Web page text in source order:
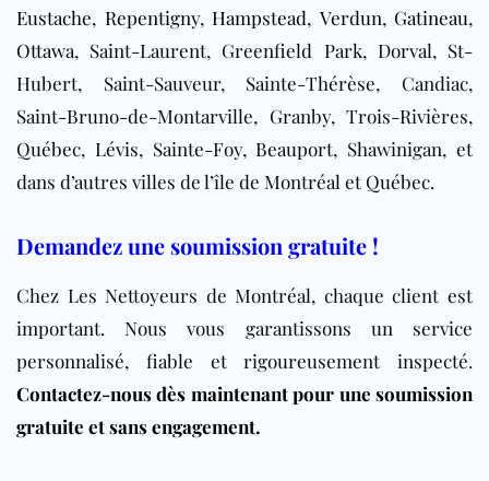
Eustache, Repentigny, Hampstead, Verdun, Gatineau,
Ottawa, Saint-Laurent, Greenfield Park, Dorval, St-
Hubert, Saint-Sauveur, Sainte-Thérèse, Candiac,
Saint-Bruno-de-Montarville, Granby, Trois-Rivières,
Québec, Lévis, Sainte-Foy, Beauport, Shawinigan, et
dans d’autres villes de l’île de Montréal et Québec.
Demandez une soumission gratuite !
Chez Les Nettoyeurs de Montréal, chaque client est
important. Nous vous garantissons un service
personnalisé, fiable et rigoureusement inspecté.
Contactez-nous dès maintenant pour une soumission
gratuite et sans engagement.